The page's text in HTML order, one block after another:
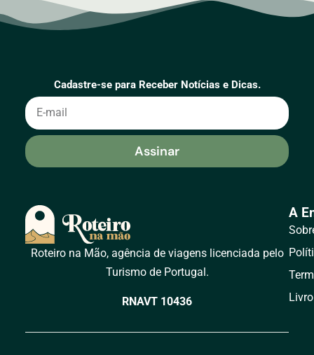
Cadastre-se para Receber Notícias e Dicas.
Assinar
Roteiro na Mão, agência de viagens licenciada pelo
Turismo de Portugal.
RNAVT 10436
A